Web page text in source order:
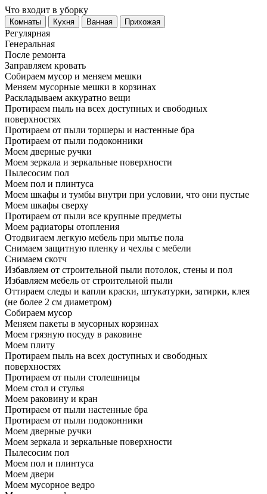
Что входит в уборку
Регу­лярная
Гене­ральная
После ремонта
Заправляем кровать
Собираем мусор и меняем мешки
Меняем мусорные мешки в корзинах
Раскладываем аккуратно вещи
Протираем пыль на всех доступных и свободных
поверхностях
Протираем от пыли торшеры и настенные бра
Протираем от пыли подоконники
Моем дверные ручки
Моем зеркала и зеркальные поверхности
Пылесосим пол
Моем пол и плинтуса
Моем шкафы и тумбы внутри при условии, что они пустые
Моем шкафы сверху
Протираем от пыли все крупные предметы
Моем радиаторы отопления
Отодвигаем легкую мебель при мытье пола
Снимаем защитную пленку и чехлы с мебели
Снимаем скотч
Избавляем от строительной пыли потолок, стены и пол
Избавляем мебель от строительной пыли
Оттираем следы и капли краски, штукатурки, затирки, клея
(не более 2 см диаметром)
Собираем мусор
Меняем пакеты в мусорных корзинах
Моем грязную посуду в раковине
Моем плиту
Протираем пыль на всех доступных и свободных
поверхностях
Протираем от пыли столешницы
Моем стол и стулья
Моем раковину и кран
Протираем от пыли настенные бра
Протираем от пыли подоконники
Моем дверные ручки
Моем зеркала и зеркальные поверхности
Пылесосим пол
Моем пол и плинтуса
Моем двери
Моем мусорное ведро